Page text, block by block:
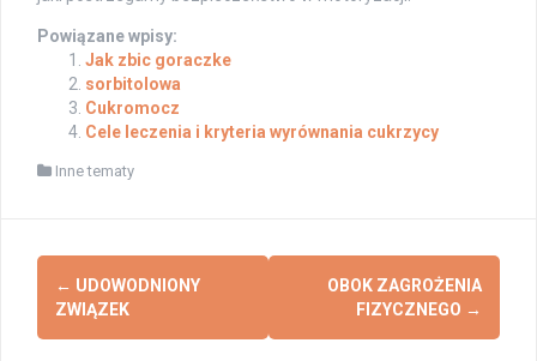
Powiązane wpisy:
Jak zbic goraczke
sorbitolowa
Cukromocz
Cele leczenia i kryteria wyrównania cukrzycy
Inne tematy
Post
navigation
← UDOWODNIONY
ZWIĄZEK
OBOK ZAGROŻENIA
FIZYCZNEGO →